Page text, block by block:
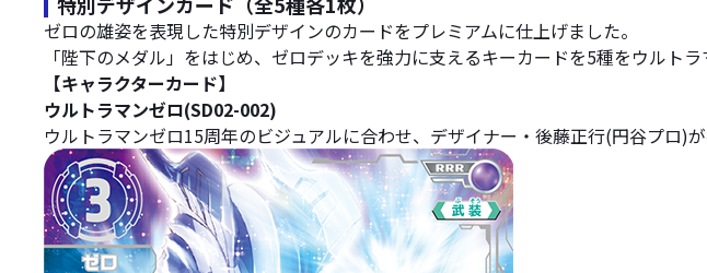
ゼロの雄姿を表現した特別デザインのカードをプレミアムに仕上げました。
「陛下のメダル」をはじめ、ゼロデッキを強力に支えるキーカードを5種をウルト
【キャラクターカード】
ウルトラマンゼロ(SD02-002)
ウルトラマンゼロ15周年のビジュアルに合わせ、デザイナー・後藤正行(円谷プロ)